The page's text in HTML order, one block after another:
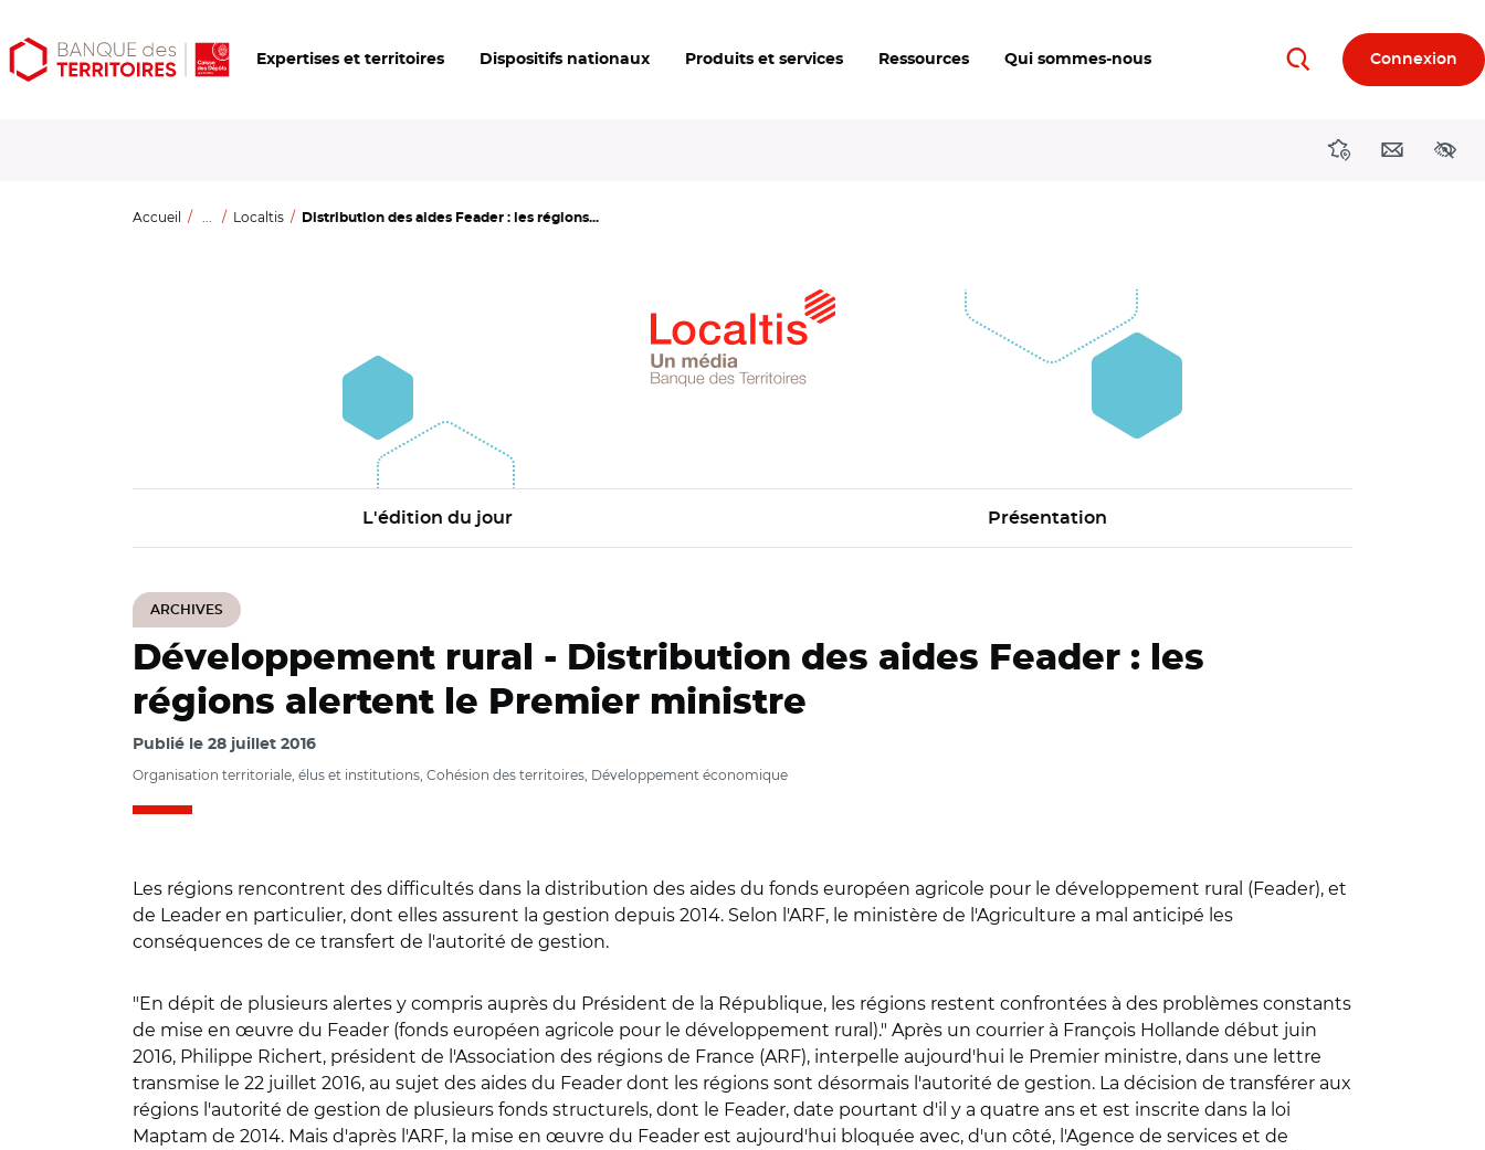
Aller
au
Aller
au
Ouvrir
les
Expertises et territoires Dispositifs nationaux Produits et services Ressources Qui sommes-nous RechercherConnexion
DirectionsContact
Accueil ... Localtis Distribution des aides Feader : les régions...
L'édition du jour Présentation
ARCHIVES
Développement rural - Distribution des aides Feader : les
régions alertent le Premier ministre
Publié le 28 juillet 2016
Organisation territoriale, élus et institutions, Cohésion des territoires, Développement économique
Les régions rencontrent des difficultés dans la distribution des aides du fonds européen agricole pour le développement rural (Feader), et
de Leader en particulier, dont elles assurent la gestion depuis 2014. Selon l'ARF, le ministère de l'Agriculture a mal anticipé les
conséquences de ce transfert de l'autorité de gestion.
"En dépit de plusieurs alertes y compris auprès du Président de la République, les régions restent confrontées à des problèmes constants
de mise en œuvre du Feader (fonds européen agricole pour le développement rural)." Après un courrier à François Hollande début juin
2016, Philippe Richert, président de l'Association des régions de France (ARF), interpelle aujourd'hui le Premier ministre, dans une lettre
transmise le 22 juillet 2016, au sujet des aides du Feader dont les régions sont désormais l'autorité de gestion. La décision de transférer aux
régions l'autorité de gestion de plusieurs fonds structurels, dont le Feader, date pourtant d'il y a quatre ans et est inscrite dans la loi
Maptam de 2014. Mais d'après l'ARF, la mise en œuvre du Feader est aujourd'hui bloquée avec, d'un côté, l'Agence de services et de